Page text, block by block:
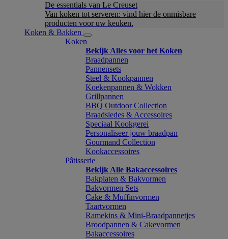
De essentials van Le Creuset
Van koken tot serveren: vind hier de onmisbare
producten voor uw keuken.
Koken & Bakken
Koken
Bekijk Alles voor het Koken
Braadpannen
Pannensets
Steel & Kookpannen
Koekenpannen & Wokken
Grillpannen
BBQ Outdoor Collection
Braadsledes & Accessoires
Speciaal Kookgerei
Personaliseer jouw braadpan
Gourmand Collection
Kookaccessoires
Pâtisserie
Bekijk Alle Bakaccessoires
Bakplaten & Bakvormen
Bakvormen Sets
Cake & Muffinvormen
Taartvormen
Ramekins & Mini-Braadpannetjes
Broodpannen & Cakevormen
Bakaccessoires